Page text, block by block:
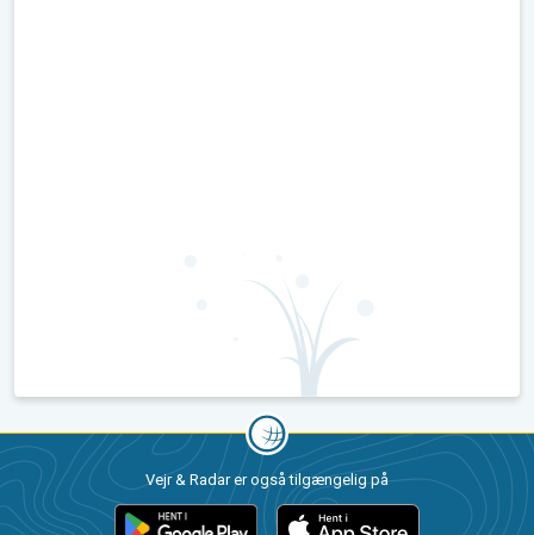
Vejr & Radar er også tilgængelig på